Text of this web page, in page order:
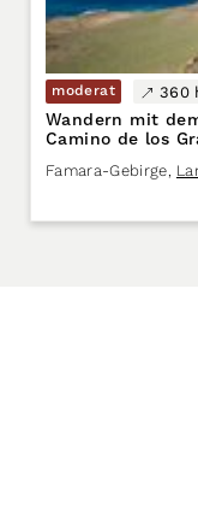
moderat 360
Wandern mit
Camino de los
Famara-Gebirge,